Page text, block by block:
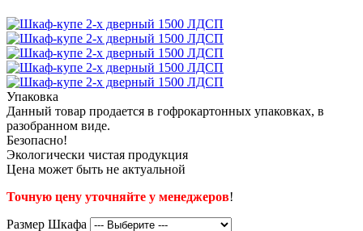
Упаковка
Данный товар продается в гофрокартонных упаковках, в
разобранном виде.
Безопасно!
Экологически чистая продукция
Цена может быть не актуальной
Точную цену уточняйте у менеджеров!
Размер Шкафа